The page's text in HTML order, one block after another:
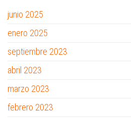
junio 2025
enero 2025
septiembre 2023
abril 2023
marzo 2023
febrero 2023